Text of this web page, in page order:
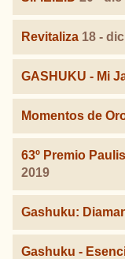
Revitaliza 18 -
GASHUKU - Mi
Momentos de
63º Premio
2019
Gashuku:
Gashuku -